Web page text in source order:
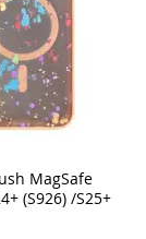
MagSafe
(S926) /S25+
Gold